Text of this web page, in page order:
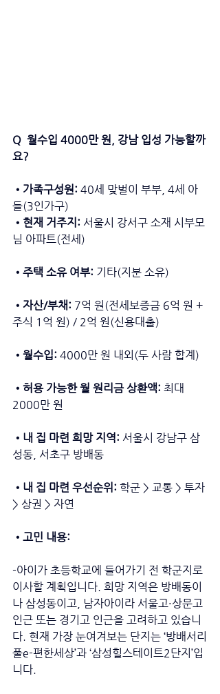
Q  월수입 4000만 원, 강남 입성 가능할까
요?
•가족구성원: 40세 맞벌이 부부, 4세 아
들(3인가구)
•현재 거주지: 서울시 강서구 소재 시부모
님 아파트(전세)
•주택 소유 여부: 기타(지분 소유)
•자산/부채: 7억 원(전세보증금 6억 원 +
주식 1억 원) / 2억 원(신용대출)
•월수입: 4000만 원 내외(두 사람 합계)
•허용 가능한 월 원리금 상환액: 최대
2000만 원
•내 집 마련 희망 지역: 서울시 강남구 삼
성동, 서초구 방배동
•내 집 마련 우선순위: 학군 > 교통 > 투자
> 상권 > 자연
•고민 내용:
-아이가 초등학교에 들어가기 전 학군지로
이사할 계획입니다. 희망 지역은 방배동이
나 삼성동이고, 남자아이라 서울고·상문고
인근 또는 경기고 인근을 고려하고 있습니
다. 현재 가장 눈여겨보는 단지는 ‘방배서리
풀e-편한세상’과 ‘삼성힐스테이트2단지’입
니다.